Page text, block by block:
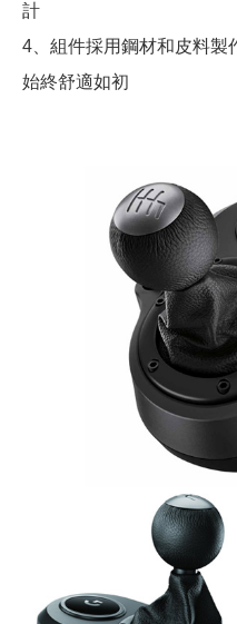
計
4、組件採用鋼材和皮料製
始終舒適如初